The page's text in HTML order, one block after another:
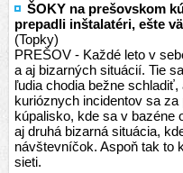
ŠOKY na prešovskom
prepadli inštalatéri, ešte
(Topky)
PREŠOV - Každé leto v
a aj bizarných situácií. Tie
ľudia chodia bežne
kurióznych incidentov sa
kúpalisko, kde sa v bazéne
aj druhá bizarná situácia,
návštevníčok. Aspoň tak to
sieti.